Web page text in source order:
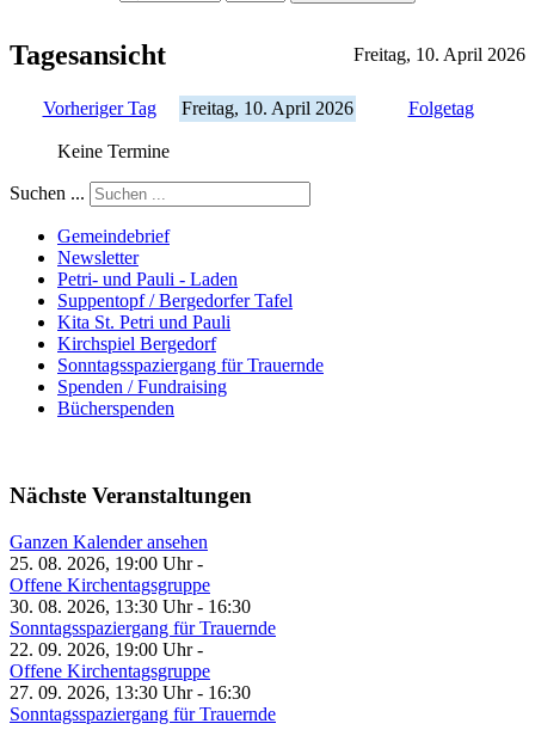
Tagesansicht Freitag, 10. April 2026
Vorheriger Tag Freitag, 10. April 2026 Folgetag
Keine Termine
Suchen ...
Gemeindebrief
Newsletter
Petri- und Pauli - Laden
Suppentopf / Bergedorfer Tafel
Kita St. Petri und Pauli
Kirchspiel Bergedorf
Sonntagsspaziergang für Trauernde
Spenden / Fundraising
Bücherspenden
Nächste Veranstaltungen
Ganzen Kalender ansehen
25. 08. 2026, 19:00 Uhr -
Offene Kirchentagsgruppe
30. 08. 2026, 13:30 Uhr - 16:30
Sonntagsspaziergang für Trauernde
22. 09. 2026, 19:00 Uhr -
Offene Kirchentagsgruppe
27. 09. 2026, 13:30 Uhr - 16:30
Sonntagsspaziergang für Trauernde